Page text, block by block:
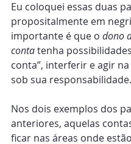
Eu coloquei essas duas
propositalmente em
importante é que o dono
conta tenha
conta”, interferir e agir
sob sua responsabilidade.
Nos dois exemplos dos
anteriores, aquelas
ficar nas áreas onde